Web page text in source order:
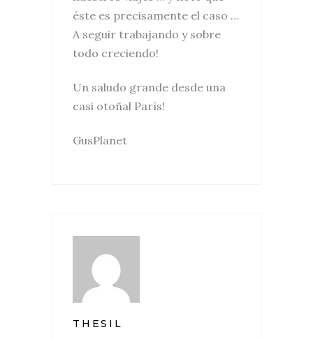
éste es precisamente el caso …
A seguir trabajando y sobre
todo creciendo!
Un saludo grande desde una
casi otoñal París!
GusPlanet
THESIL